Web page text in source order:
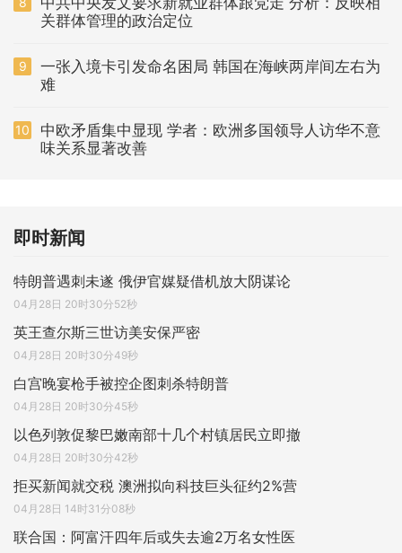
关群体管理的政治定位
9
一张入境卡引发命名困局 韩国在海峡两岸间左右为
难
10
中欧矛盾集中显现 学者：欧洲多国领导人访华不意
味关系显著改善
即时新闻
特朗普遇刺未遂 俄伊官媒疑借机放大阴谋论
04月28日 20时30分52秒
英王查尔斯三世访美安保严密
04月28日 20时30分49秒
白宫晚宴枪手被控企图刺杀特朗普
04月28日 20时30分45秒
以色列敦促黎巴嫩南部十几个村镇居民立即撤
04月28日 20时30分42秒
拒买新闻就交税 澳洲拟向科技巨头征约2%营
04月28日 14时31分08秒
联合国：阿富汗四年后或失去逾2万名女性医